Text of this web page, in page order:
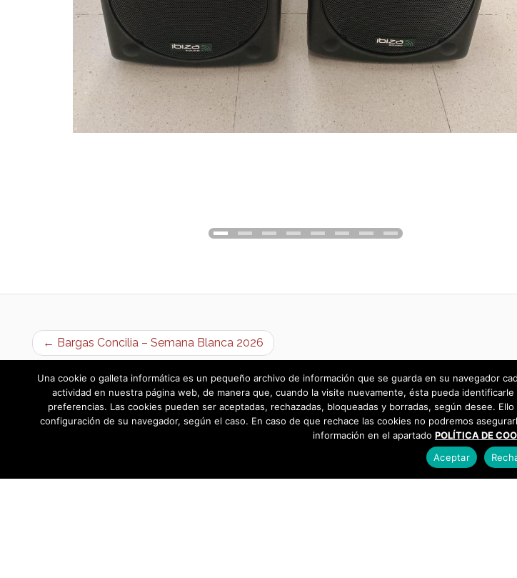
← Bargas Concilia – Semana Blanca 2026
Una cookie o galleta informática es un pequeño archivo de información que se guarda en su navegador
actividad en nuestra página web, de manera que, cuando la visite nuevamente, ésta pueda
preferencias. Las cookies pueden ser aceptadas, rechazadas, bloqueadas y borradas, según desee.
configuración de su navegador, según el caso. En caso de que rechace las cookies no podremos
información en el apartado POLÍTICA DE
Aceptar